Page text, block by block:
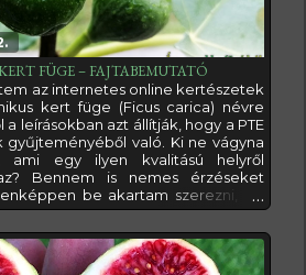
FÜGE – FAJTABEMUTATÓ
az internetes online kertészetek
kert füge (Ficus carica) névre
leírásokban azt állítják, hogy a PTE
gyűjteményéből való. Ki ne vágyna
ami egy ilyen kvalitású helyről
Bennem is nemes érzéseket
be akartam szerezni, de
hogy csak kosárba teszem,
gombot, mert ritkán
csak azt írják a kedvenc fügés